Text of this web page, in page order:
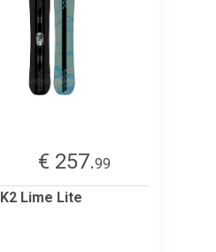
€ 257.99
K2 Lime Lite